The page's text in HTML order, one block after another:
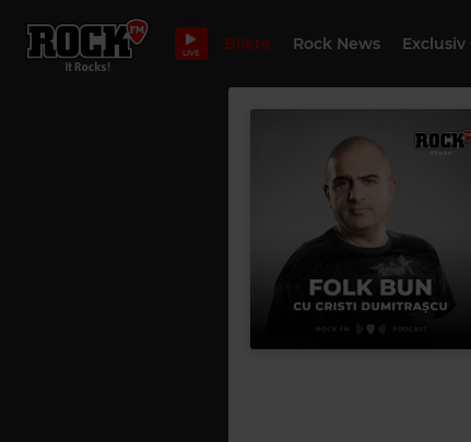
LIVE Bilete Rock News